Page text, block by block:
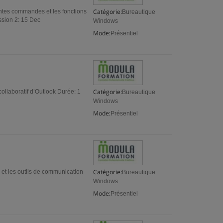
Catégorie: Bureautique
Windows
Mode: Présentiel
commandes et les fonctions
2: 15 Dec
Catégorie: Bureautique
Windows
Mode: Présentiel
d’Outlook Durée: 1
Catégorie: Bureautique
Windows
Mode: Présentiel
les outils de communication